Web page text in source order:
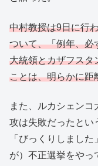
中村教授は9日に行
ついて、「例年、必
大統領とカザフスタ
ことは、明らかに距
また、ルカシェン
攻は失敗だったとい
「びっくりしまし
が）不正選挙をやっ